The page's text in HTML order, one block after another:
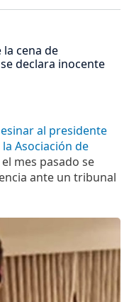
cena de
declara inocente
al presidente
Asociación de
el mes pasado se
ante un tribunal